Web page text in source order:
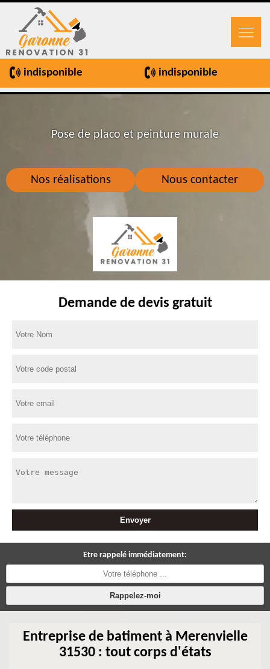
indisponible indisponible
Nos réalisations Nous contacter
Pose de placo et peinture murale
Demande de devis gratuit
Etre rappelé immédiatement:
Entreprise de batiment à Merenvielle
31530 : tout corps d'états